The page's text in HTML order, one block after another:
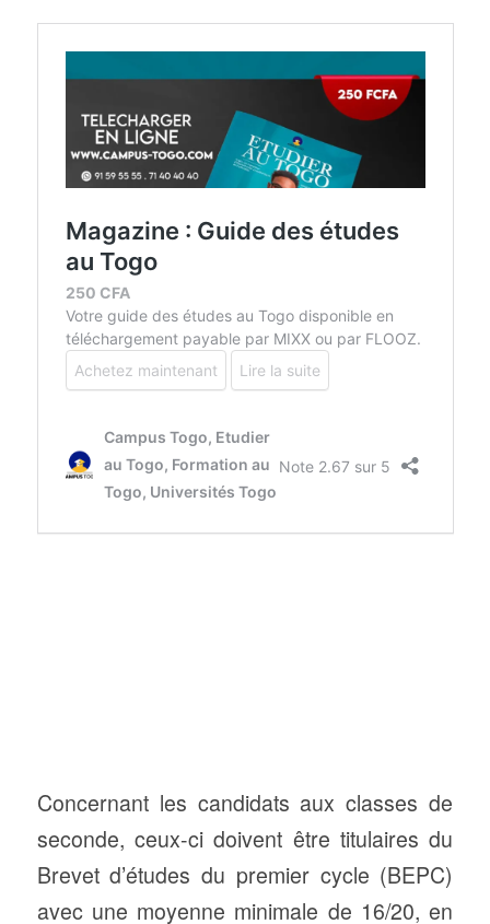
Concernant les candidats aux classes de
seconde, ceux-ci doivent être titulaires du
Brevet d’études du premier cycle (BEPC)
avec une moyenne minimale de 16/20, en